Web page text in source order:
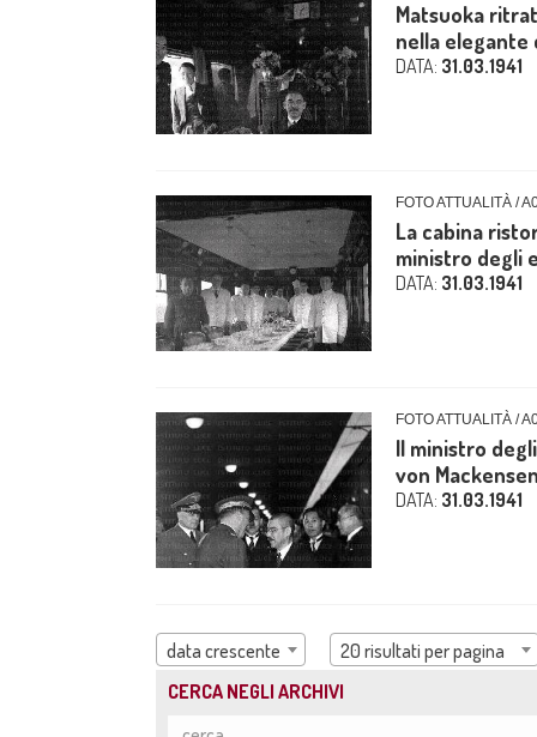
Matsuoka
nella elegante
DATA: 31.03.1941
FOTO ATTUALITÀ /
La cabina
ministro degli
DATA: 31.03.1941
FOTO ATTUALITÀ /
Il ministro
von
DATA: 31.03.1941
data crescente
20 risultati per pagina
CERCA NEGLI ARCHIVI